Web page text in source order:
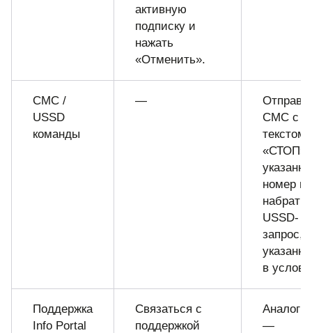
активную
подписку и
нажать
«Отменить».
СМС /
USSD
команды
—
СМС с
текстом
«СТОП»
номер
набрать
USSD-
запрос,
в
Поддержка
Info Portal
Связаться с
поддержкой
—